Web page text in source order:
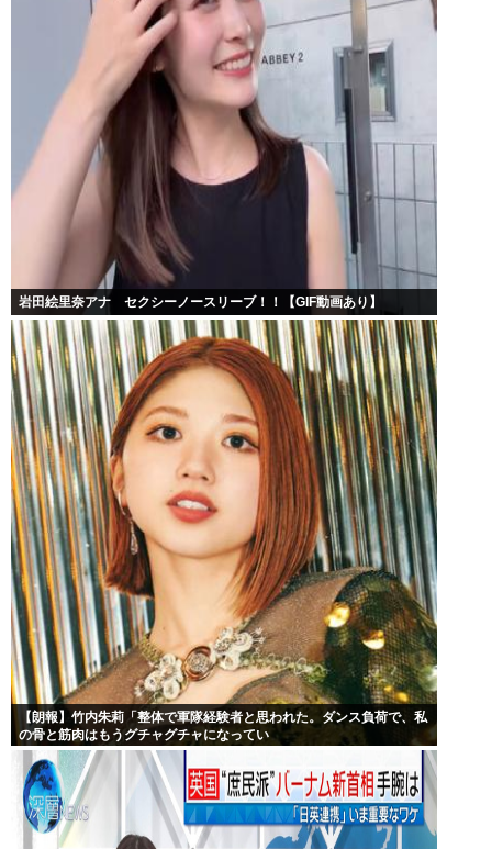
岩田絵里奈アナ セクシーノースリーブ！！【GIF動画あり】
【朗報】竹内朱莉「整体で軍隊経験者と思われた。ダンス負荷で、私
の骨と筋肉はもうグチャグチャになってい